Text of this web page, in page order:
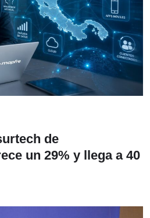
de
un 29% y llega a 40